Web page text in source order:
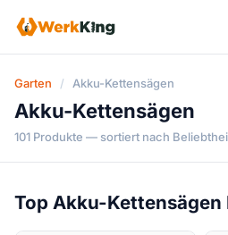
Inhalt
springen
Garten
/ Akku-Kettensägen
Akku-Kettensägen
101 Produkte — sortiert nach
Top Akku-Kettensägen